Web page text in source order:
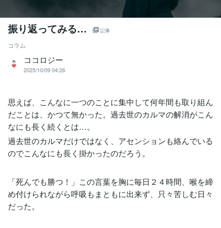
振り返ってみる… 記事
コラム
ココロジー
2025/10/09 04:26
思えば、こんなに一つのことに集中して何年間も取り組ん
だことは、かつて無かった。過去世のカルマの解消がこん
なにも長く続くとは…。
過去世のカルマだけではなく、アセンションも絡んでいる
のでこんなにも長く掛かったのだろう。
「死んでも勝つ！」この言葉を胸に毎日２４時間、喉を締
め付けられながら呼吸もまともに出来ず、只々苦しむ日々
だった。